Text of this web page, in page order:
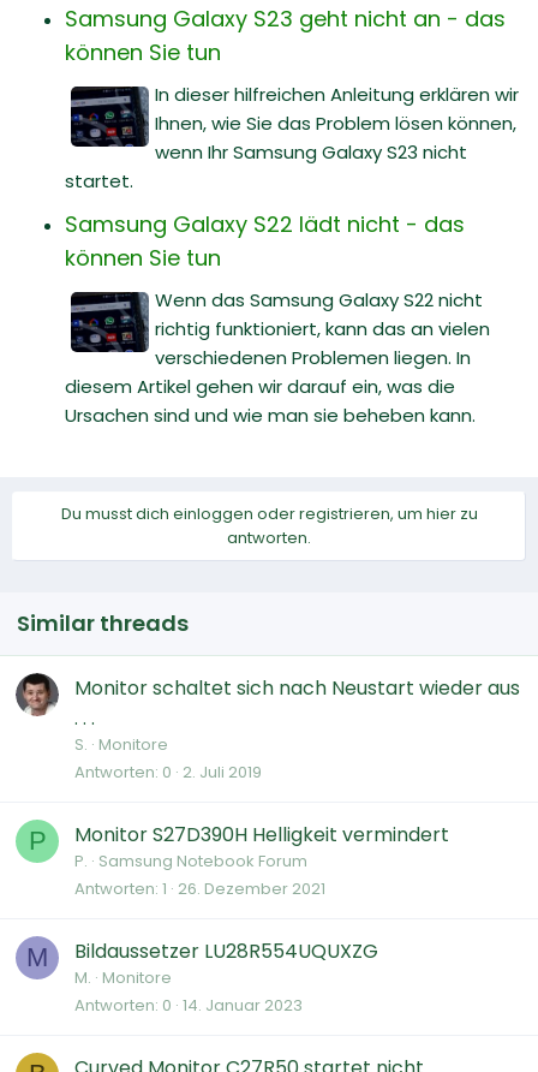
Samsung Galaxy S23 geht nicht an - das
können Sie tun
In dieser hilfreichen Anleitung erklären wir
Ihnen, wie Sie das Problem lösen können,
wenn Ihr Samsung Galaxy S23 nicht
startet.
Samsung Galaxy S22 lädt nicht - das
können Sie tun
Wenn das Samsung Galaxy S22 nicht
richtig funktioniert, kann das an vielen
verschiedenen Problemen liegen. In
diesem Artikel gehen wir darauf ein, was die
Ursachen sind und wie man sie beheben kann.
Du musst dich einloggen oder registrieren, um hier zu
antworten.
Similar threads
Monitor schaltet sich nach Neustart wieder aus
. . .
S. Monitore
Antworten 0 2. Juli 2019
P Monitor S27D390H Helligkeit vermindert
P. Samsung Notebook Forum
Antworten 1 26. Dezember 2021
M Bildaussetzer LU28R554UQUXZG
M. Monitore
Antworten 0 14. Januar 2023